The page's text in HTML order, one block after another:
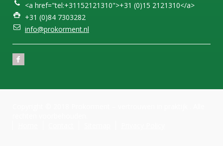
<a href="tel:+31152121310">+31 (0)15 2121310</a>
+31 (0)84 7303282
info@prokorment.nl